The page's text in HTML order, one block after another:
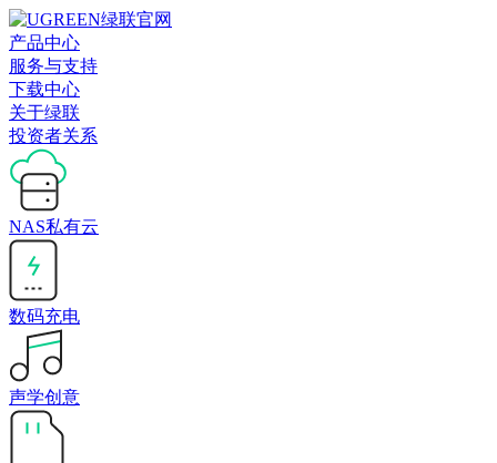
产品中心
服务与支持
下载中心
关于绿联
投资者关系
NAS私有云
数码充电
声学创意